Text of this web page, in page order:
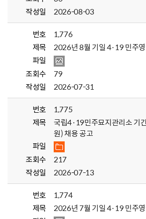
작성일
2026-08-03
번호
1,776
제목
2026년 8월 기일 4·19 민주
파일
조회수
79
작성일
2026-07-31
번호
1,775
제목
국립4·19민주묘지관리소 기
원) 채용 공고
파일
조회수
217
작성일
2026-07-13
번호
1,774
제목
2026년 7월 기일 4·19 민주